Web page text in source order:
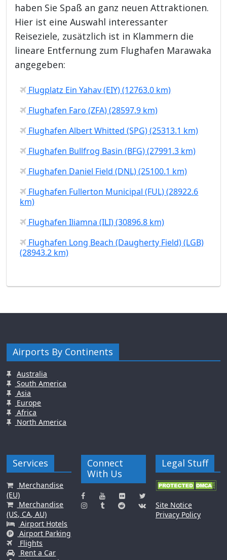
haben Sie Spaß an ganz neuen Attraktionen.
Hier ist eine Auswahl interessanter
Reiseziele, zusätzlich ist in Klammern die
lineare Entfernung zum Flughafen Marawaka
angegeben:
Flugplatz Ein Yahav (EIY) (12763.0 km)
Flughafen Faro (ZFA) (28597.9 km)
Flughafen Albert Whitted (SPG) (25313.1 km)
Flughafen Bullfrog Basin (BFG) (27991.3 km)
Flughafen Daniel Field (DNL) (25100.1 km)
Flughafen Fullerton Municipal (FUL) (28922.6
km)
Flughafen Iliamna (ILI) (30896.8 km)
Flughafen Long Beach (Daugherty Field) (LGB)
(28943.2 km)
Airports By Continents
Australia
South America
Asia
Europe
Africa
North America
Services
Merchandise
(EU)
Merchandise
(US, CA, AU)
Airport Hotels
Airport Parking
Flights
Rent a Car
Connect
With Us
Legal Stuff
Site Notice
Privacy Policy